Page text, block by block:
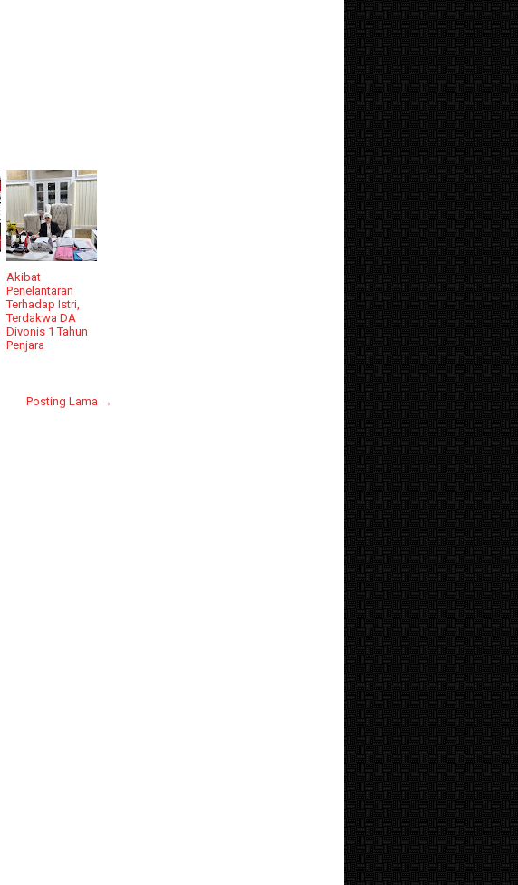
Akibat
Penelantaran
Terhadap Istri,
Terdakwa DA
Divonis 1 Tahun
Penjara
Posting Lama →